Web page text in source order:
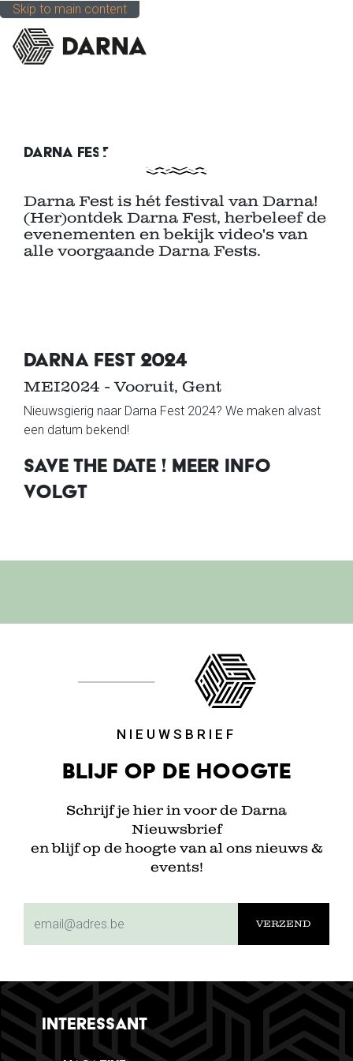
Skip to main content
DARNA FEST
DARNA FEST
Darna Fest is hét festival van Darna!
(Her)ontdek Darna Fest, herbeleef de
evenementen en bekijk video's van
alle voorgaande Darna Fests.
DARNA FEST 2024
MEI2024 - Vooruit, Gent
Nieuwsgierig naar Darna Fest 2024? We maken alvast
een datum bekend!
SAVE THE DATE ! MEER INFO
VOLGT
NIEUWSBRIEF
Blijf op de hoogte
Schrijf je hier in voor de Darna
Nieuwsbrief
en blijf op de hoogte van al ons nieuws &
events!
INTERESSANT